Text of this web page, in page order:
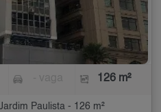
126 m²
Paulista - 126 m²